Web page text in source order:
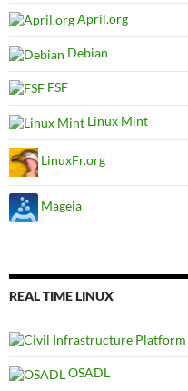
April.org
Debian
FSF
Linux Mint
LinuxFr.org
Mageia
REAL TIME LINUX
OSADL